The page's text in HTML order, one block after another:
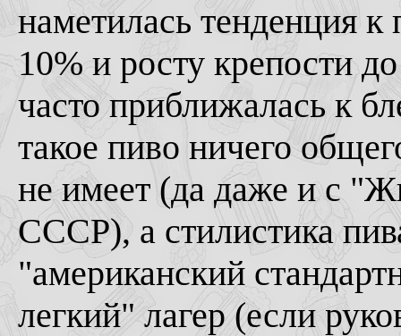
наметилась тенденция к
10% и росту крепости
часто приближалась к
такое пиво ничего
не имеет (да даже и с
СССР), а стилистика
"американский
легкий" лагер (если